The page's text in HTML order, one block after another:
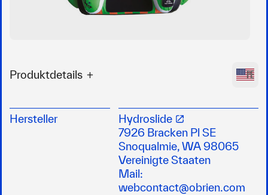
Produktdetails
Knöchelschutz bieten 3 Personen den
stabilisierende Seitenflügel sorgen für optimale
Stabilität in den Kurven
Hersteller
Hydroslide
7926 Bracken Pl SE
Snoqualmie, WA 98065
Vereinigte Staaten
Mail:
webcontact@obrien.com